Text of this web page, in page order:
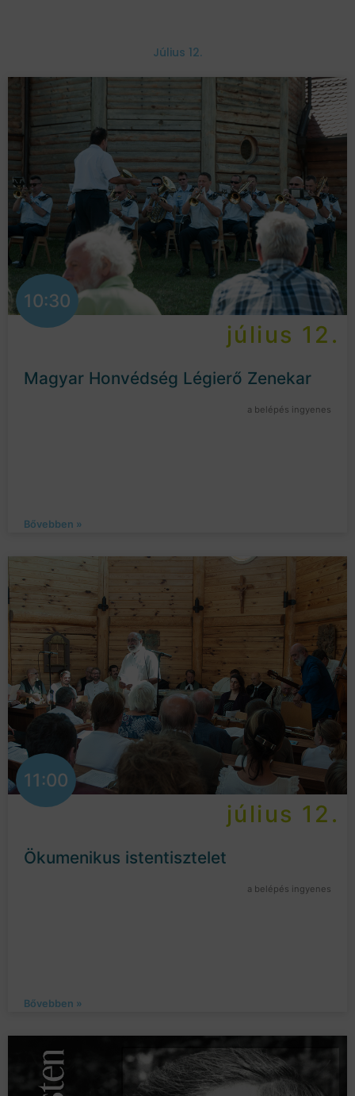
Július 12.
10:30
július 12.
Magyar Honvédség Légierő Zenekar
a belépés ingyenes
Bővebben »
11:00
július 12.
Ökumenikus istentisztelet
a belépés ingyenes
Bővebben »